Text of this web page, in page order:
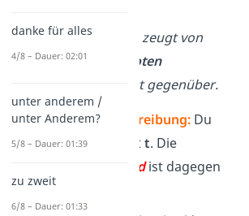
Tiere zu opfern zeugt von
einer sehr
devoten
Einstellung Gott gegenüber.
Vorsicht, Rechtschreibung: Du
schreibstdevo mitt. Die
d ist dagegen
falsch.
danke für alles
4/8 – Dauer: 02:01
unter anderem /
unter Anderem?
5/8 – Dauer: 01:39
zu zweit
6/8 – Dauer: 01:33